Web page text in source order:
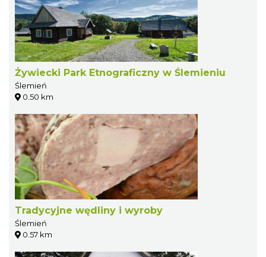
Żywiecki Park Etnograficzny w Ślemieniu
Ślemień
0.50 km
Tradycyjne wędliny i wyroby
Ślemień
0.57 km